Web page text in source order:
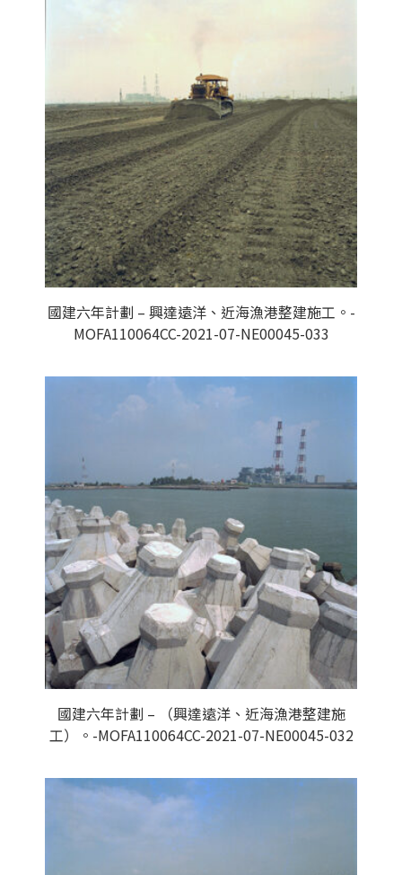
國建六年計劃 – 興達遠洋、近海漁港整建施工。-
MOFA110064CC-2021-07-NE00045-033
國建六年計劃 – （興達遠洋、近海漁港整建施
工）。-MOFA110064CC-2021-07-NE00045-032